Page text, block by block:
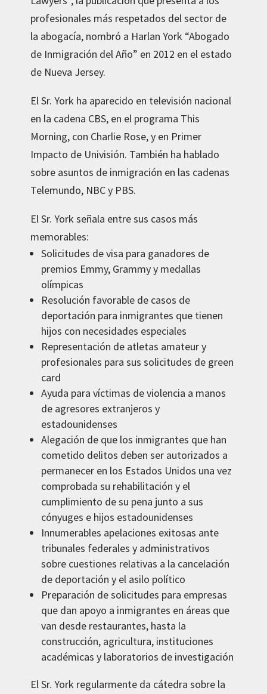
profesionales más respetados del sector de
la abogacía, nombró a Harlan York “Abogado
de Inmigración del Año” en 2012 en el estado
de Nueva Jersey.
El Sr. York ha aparecido en televisión nacional
en la cadena CBS, en el programa This
Morning, con Charlie Rose, y en Primer
Impacto de Univisión. También ha hablado
sobre asuntos de inmigración en las cadenas
Telemundo, NBC y PBS.
El Sr. York señala entre sus casos más
memorables:
Solicitudes de visa para ganadores de
premios Emmy, Grammy y medallas
olímpicas
Resolución favorable de casos de
deportación para inmigrantes que tienen
hijos con necesidades especiales
Representación de atletas amateur y
profesionales para sus solicitudes de green
card
Ayuda para víctimas de violencia a manos
de agresores extranjeros y
estadounidenses
Alegación de que los inmigrantes que han
cometido delitos deben ser autorizados a
permanecer en los Estados Unidos una vez
comprobada su rehabilitación y el
cumplimiento de su pena junto a sus
cónyuges e hijos estadounidenses
Innumerables apelaciones exitosas ante
tribunales federales y administrativos
sobre cuestiones relativas a la cancelación
de deportación y el asilo político
Preparación de solicitudes para empresas
que dan apoyo a inmigrantes en áreas que
van desde restaurantes, hasta la
construcción, agricultura, instituciones
académicas y laboratorios de investigación
El Sr. York regularmente da cátedra sobre la